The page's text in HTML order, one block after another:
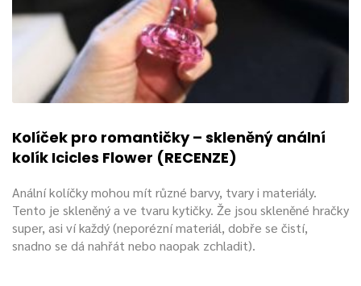
Kolíček pro romantičky – skleněný anální
kolík Icicles Flower (RECENZE)
Anální kolíčky mohou mít různé barvy, tvary i materiály.
Tento je skleněný a ve tvaru kytičky. Že jsou skleněné hračky
super, asi ví každý (neporézní materiál, dobře se čistí,
snadno se dá nahřát nebo naopak zchladit).